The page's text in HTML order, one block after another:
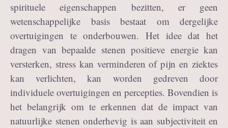
spirituele eigenschappen bezitten, er geen
wetenschappelijke basis bestaat om dergelijke
overtuigingen te onderbouwen. Het idee dat het
dragen van bepaalde stenen positieve energie kan
versterken, stress kan verminderen of pijn en ziektes
kan verlichten, kan worden gedreven door
individuele overtuigingen en percepties. Bovendien is
het belangrijk om te erkennen dat de impact van
natuurlijke stenen onderhevig is aan subjectiviteit en